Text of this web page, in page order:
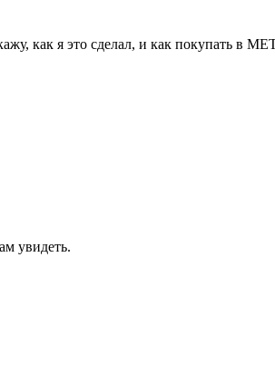
как я это сделал, и как покупать в
увидеть.